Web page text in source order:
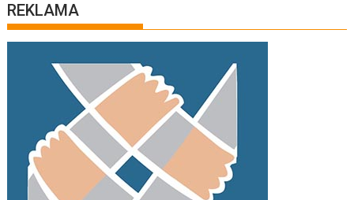
REKLAMA